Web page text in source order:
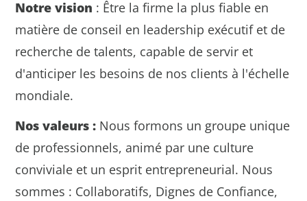
Notre vision : Être la firme la plus fiable en
matière de conseil en leadership exécutif et de
recherche de talents, capable de servir et
d'anticiper les besoins de nos clients à l'échelle
mondiale.
Nos valeurs : Nous formons un groupe unique
de professionnels, animé par une culture
conviviale et un esprit entrepreneurial. Nous
sommes : Collaboratifs, Dignes de Confiance,